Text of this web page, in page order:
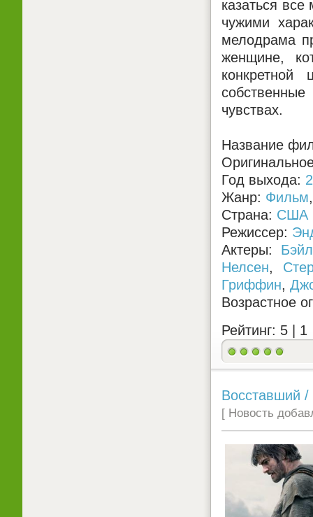
казаться
чужими
мелодрама
женщине,
конкретной
чувствах.
Название
Год выхода:
Жанр: Фильм
Страна: США
Режиссер:
Актеры:
Нелсен,
Гриффин,
Возрастное
Рейтинг: 5 | 1
Восставший /
[ Новость